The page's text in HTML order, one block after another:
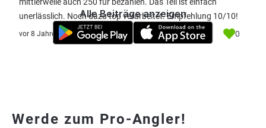
unerlässlich. Noch dazu top verarbeitet. Empfehlung 10/10!
vor 8 Jahre 0
Alle Beiträge anzeigen
Werde zum Pro-Angler!